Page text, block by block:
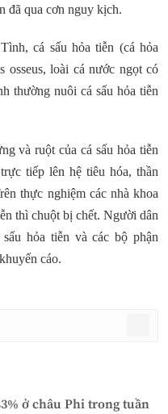
đã qua cơn nguy kịch.
cá sấu hỏa tiễn (cá hỏa
osseus, loài cá nước ngọt có
thường nuôi cá sấu hỏa tiễn
và ruột của cá sấu hỏa tiễn
tiếp lên hệ tiêu hóa, thần
thực nghiệm các nhà khoa
thì chuột bị chết. Người dân
hỏa tiễn và các bộ phận
cáo.
ở châu Phi trong tuần